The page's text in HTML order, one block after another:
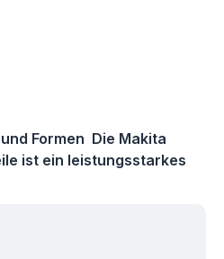
Formen Die Makita
ist ein leistungsstarkes